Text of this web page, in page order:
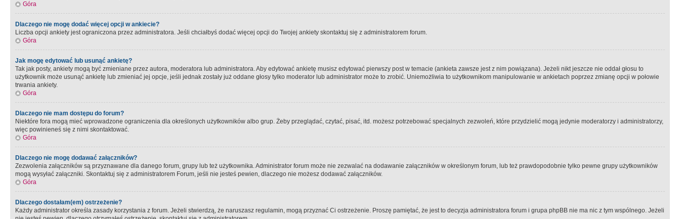
Góra
Dlaczego nie mogę dodać więcej opcji w ankiecie?
Liczba opcji ankiety jest ograniczona przez administratora. Jeśli chciałbyś dodać więcej opcji do Twojej ankiety skontaktuj się z administratorem forum.
Góra
Jak mogę edytować lub usunąć ankietę?
Tak jak posty, ankiety mogą być zmieniane przez autora, moderatora lub administratora. Aby edytować ankietę musisz edytować pierwszy post w temacie (ankieta zawsze jest z nim powiązana). Jeżeli nikt jeszcze nie oddał głosu to
użytkownik może usunąć ankietę lub zmieniać jej opcje, jeśli jednak zostały już oddane głosy tylko moderator lub administrator może to zrobić. Uniemożliwia to użytkownikom manipulowanie w ankietach poprzez zmianę opcji w połowie
trwania ankiety.
Góra
Dlaczego nie mam dostępu do forum?
Niektóre fora mogą mieć wprowadzone ograniczenia dla określonych użytkowników albo grup. Żeby przeglądać, czytać, pisać, itd. możesz potrzebować specjalnych zezwoleń, które przydzielić mogą jedynie moderatorzy i administratorzy,
więc powinieneś się z nimi skontaktować.
Góra
Dlaczego nie mogę dodawać załączników?
Zezwolenia załączników są przyznawane dla danego forum, grupy lub też użytkownika. Administrator forum może nie zezwalać na dodawanie załączników w określonym forum, lub też prawdopodobnie tylko pewne grupy użytkowników
mogą wysyłać załączniki. Skontaktuj się z administratorem Forum, jeśli nie jesteś pewien, dlaczego nie możesz dodawać załączników.
Góra
Dlaczego dostałam(em) ostrzeżenie?
Każdy administrator określa zasady korzystania z forum. Jeżeli stwierdzą, że naruszasz regulamin, mogą przyznać Ci ostrzeżenie. Proszę pamiętać, że jest to decyzja administratora forum i grupa phpBB nie ma nic z tym wspólnego. Jeżeli